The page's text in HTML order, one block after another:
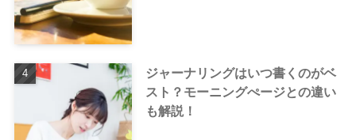
ジャーナリングはいつ書くのがベ
スト？モーニングぺージとの違い
も解説！